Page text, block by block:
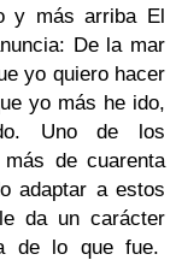
y más arriba El
De la mar
yo quiero hacer
yo más he ido,
Uno de los
de cuarenta
adaptar a estos
da un carácter
de lo que fue.